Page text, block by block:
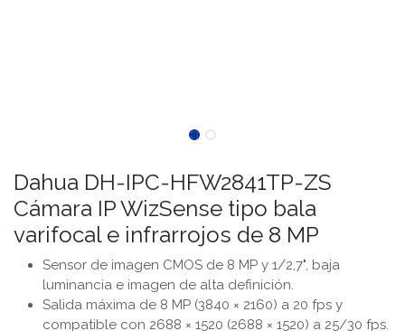
Dahua DH-IPC-HFW2841TP-ZS
Cámara IP WizSense tipo bala
varifocal e infrarrojos de 8 MP
Sensor de imagen CMOS de 8 MP y 1/2,7", baja
luminancia e imagen de alta definición.
Salida máxima de 8 MP (3840 × 2160) a 20 fps y
compatible con 2688 × 1520 (2688 × 1520) a 25/30 fps.